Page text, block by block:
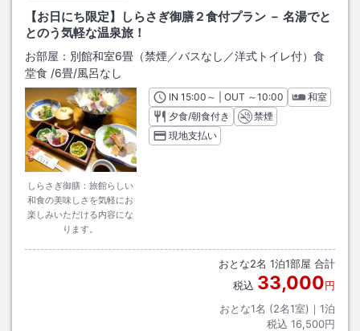
【お日にち限定】しらさぎ御膳２食付プラン － 名湯でと
とのう気軽な温泉旅！
お部屋： 別館和室6畳（禁煙／バスなし／洋式トイレ付）食
堂食 /6畳/風呂なし
しらさぎ御膳：旅館らしい
和食の美味しさを気軽にお
楽しみいただける内容にな
ります。
INチェックイン
15:00 ～ | OUT チェックアウト
～10:00
和室
夕食/朝食付き
禁煙
現地支払い
おとな2名 1泊1部屋 合計
税込 33,000円
おとな1名 (2名1室)｜ 1泊
税込 16,500円